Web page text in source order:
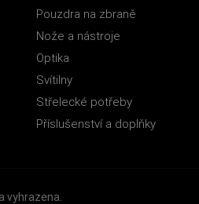
Pouzdra na zbraně
Nože a nástroje
Optika
Svítilny
Střelecké potřeby
Příslušenství a doplňky
vyhrazena.